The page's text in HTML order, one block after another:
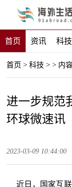
首页 资讯 科技
首页 > 科技 > > 内
进一步规范
环球微速讯
2023-03-09 10:44:00
近日，国家互